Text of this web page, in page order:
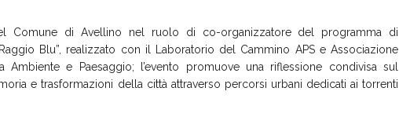
del Comune di Avellino nel ruolo di co-organizzatore del programma di
Blu”, realizzato con il Laboratorio del Cammino APS e Associazione
Ambiente e Paesaggio; l’evento promuove una riflessione condivisa sul
e trasformazioni della città attraverso percorsi urbani dedicati ai torrenti